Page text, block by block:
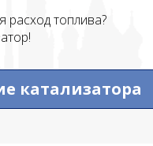
расход топлива?
катализатора